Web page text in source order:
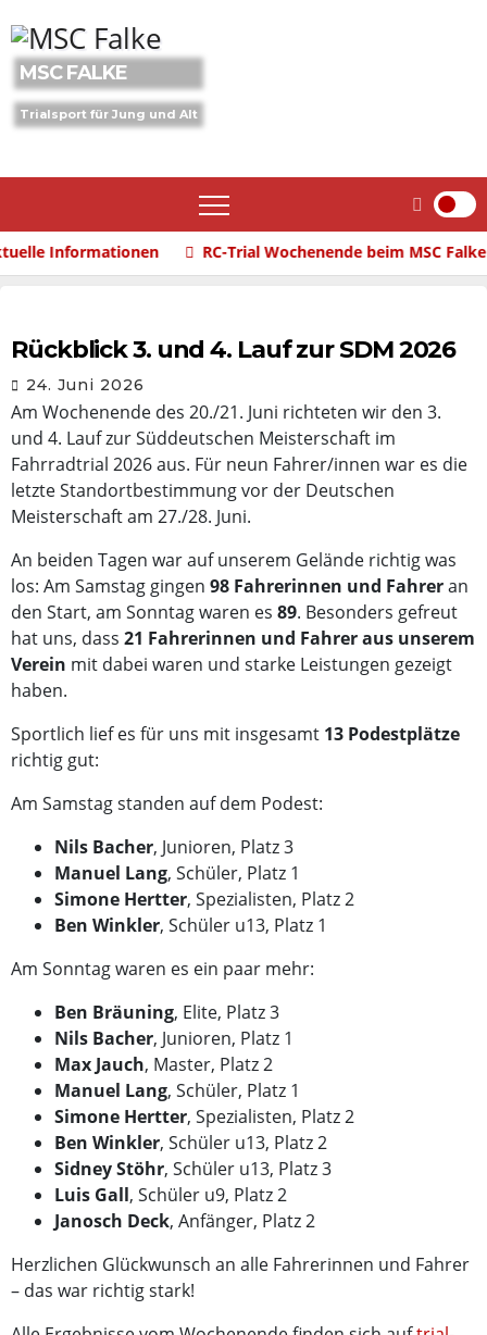
to
content
MSC FALKE
Trialsport für Jung und Alt
Informationen RC-Trial Wochenende beim MSC Falke
Rückblick 3. und 4. Lauf zur SDM 2026
24. Juni 2026
Am Wochenende des 20./21. Juni richteten wir den 3.
und 4. Lauf zur Süddeutschen Meisterschaft im
Fahrradtrial 2026 aus. Für neun Fahrer/innen war es die
letzte Standortbestimmung vor der Deutschen
Meisterschaft am 27./28. Juni.
An beiden Tagen war auf unserem Gelände richtig was
los: Am Samstag gingen 98 Fahrerinnen und Fahreran
den Start, am Sonntag waren es 89. Besonders gefreut
hat uns, dass 21 Fahrerinnen und Fahrer aus unserem
Verein mit dabei waren und starke Leistungen gezeigt
haben.
Sportlich lief es für uns mit insgesamt 13 Podestplätze
richtig gut:
Am Samstag standen auf dem Podest:
Nils Bacher, Junioren, Platz 3
Manuel Lang, Schüler, Platz 1
Simone Hertter, Spezialisten, Platz 2
Ben Winkler, Schüler u13, Platz 1
Am Sonntag waren es ein paar mehr:
Ben Bräuning, Elite, Platz 3
Nils Bacher, Junioren, Platz 1
Max Jauch, Master, Platz 2
Manuel Lang, Schüler, Platz 1
Simone Hertter, Spezialisten, Platz 2
Ben Winkler, Schüler u13, Platz 2
Sidney Stöhr, Schüler u13, Platz 3
Luis Gall, Schüler u9, Platz 2
Janosch Deck, Anfänger, Platz 2
Herzlichen Glückwunsch an alle Fahrerinnen und Fahrer
– das war richtig stark!